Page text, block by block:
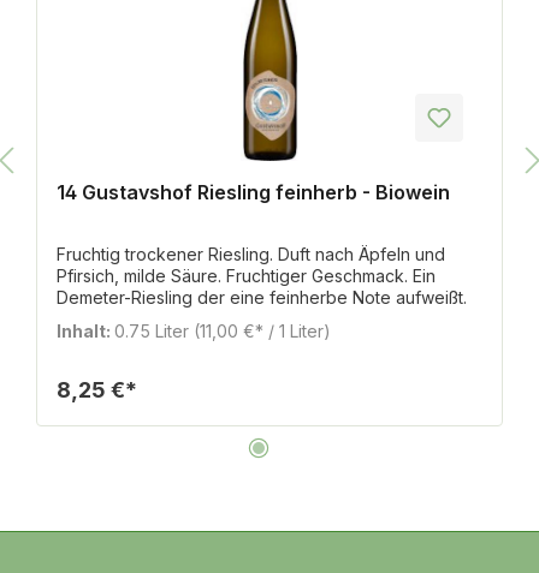
14 Gustavshof Riesling feinherb - Biowein
Fruchtig trockener Riesling. Duft nach Äpfeln und
Pfirsich, milde Säure. Fruchtiger Geschmack. Ein
Demeter-Riesling der eine feinherbe Note aufweißt.
Inhalt: 0.75 Liter (11,00 €* / 1 Liter)
8,25 €*